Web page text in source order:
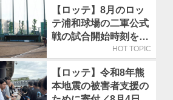
【ロッテ】8月のロッ
テ浦和球場の二軍公式
戦の試合開始時刻を午
前10時30分に変更HOT TOPIC
【ロッテ】令和8年熊
本地震の被害者支援の